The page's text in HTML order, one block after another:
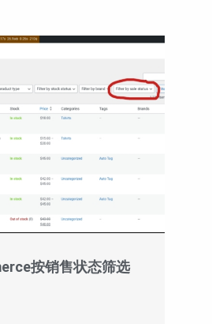
按销售状态筛选